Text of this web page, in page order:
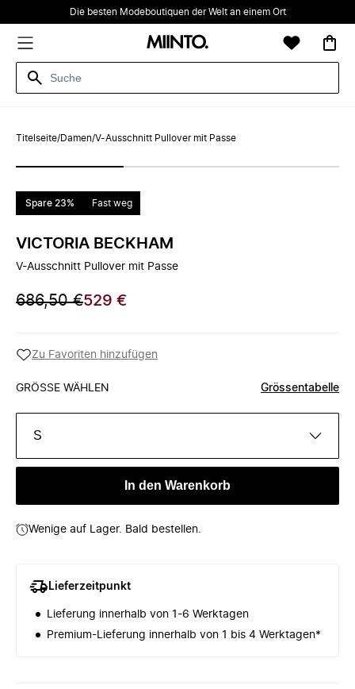
Die besten Modeboutiquen der Welt an einem Ort
Titelseite/Damen/V-Ausschnitt Pullover mit Passe
Spare 23% Fast weg
VICTORIA BECKHAM
V-Ausschnitt Pullover mit Passe
686,50 €529 €
Zu Favoriten hinzufügen
GRÖSSE WÄHLEN Grössentabelle
S
In den Warenkorb
Wenige auf Lager. Bald bestellen.
Lieferzeitpunkt
Lieferung innerhalb von 1-6 Werktagen
Premium-Lieferung innerhalb von 1 bis 4 Werktagen*